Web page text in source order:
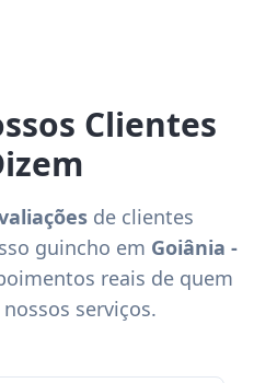
Clientes
de clientes
guincho em Goiânia -
reais de quem
serviços.